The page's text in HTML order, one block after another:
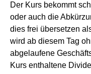
Der Kurs bekommt
oder auch die
dies frei übersetzen
wird ab diesem Tag
abgelaufene
Kurs enthaltene